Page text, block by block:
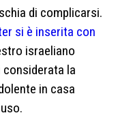
di complicarsi.
si è inserita con
israeliano
considerata la
in casa